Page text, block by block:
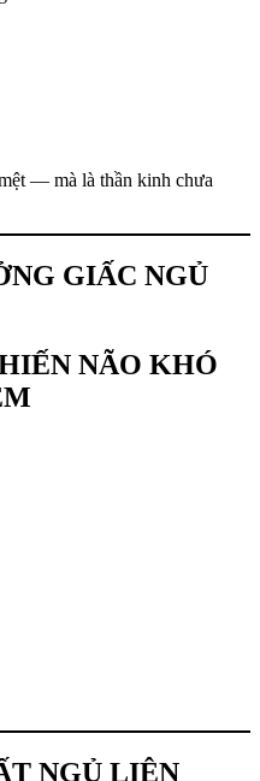
— mà là thần kinh chưa
GIẤC NGỦ
NÃO KHÓ
NGỦ LIÊN